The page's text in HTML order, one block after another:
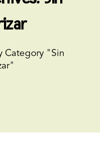
Category "Sin
"